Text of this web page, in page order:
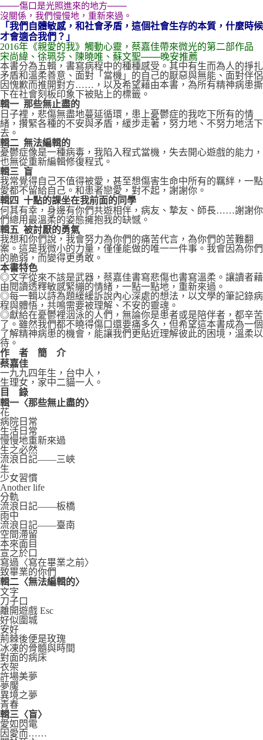
───傷口是光照進來的地方───
沒關係，我們慢慢地，重新來過。
「我們自體敏感，和社會矛盾，這個社會生存的本質，什麼時候
才會適合我們？」
2016年《親愛的我》觸動心靈，蔡嘉佳帶來微光的第二部作品
宋尚緯、徐珮芬、陳曉唯、蘇文聖───晚安推薦
本書分為五輯，書寫病程中的種種感受。其中有生而為人的掙扎
矛盾和溫柔善意、面對「當機」的自己的厭惡與無能、面對伴侶
因愧歉而推開對方……，以及希望藉由本書，為所有精神病患撕
下在社會刻板印象下被貼上的標籤。
輯一 那些無止盡的
日子裡，悲傷無盡地蔓延循環，患上憂鬱症的我吃下所有的情
緒，攢緊各種的不安與矛盾，緩步走著，努力地、不努力地活下
去。
輯二 無法編輯的
憂鬱症像是一種病毒，我陷入程式當機，失去開心遊戲的能力，
也無從重新編輯修復程式。
輯三 盲
我常覺得自己不值得被愛，甚至想傷害生命中所有的羈絆，一點
愛都不留給自己。和患者戀愛，對不起，謝謝你。
輯四 十點的課坐在我前面的同學
何其有幸，身邊有你們共遊相伴，病友、摯友、師長……謝謝你
們總用最溫柔的姿態擁抱我的缺憾。
輯五 被討厭的勇氣
我想和你們說，我會努力為你們的痛苦代言，為你們的苦難翻
案。這是我微小的力量，僅僅能做的唯一一件事。我會因為你們
的脆弱，而變得更勇敢。
本書特色
◎文字從來不該是武器，蔡嘉佳書寫悲傷也書寫溫柔。讓讀者藉
由閱讀透釋敏感緊繃的情緒，一點一點地，重新來過。
◎每一輯以詩為題緩緩訴說內心深處的想法，以文學的筆記錄病
程與體悟，共鳴需要被理解、不安的靈魂。
◎獻給在憂鬱裡洇泳的人們，無論你是患者或是陪伴者，都辛苦
了。雖然我們都不曉得傷口還要痛多久，但希望這本書成為一個
了解精神病患的機會，能讓我們更貼近理解彼此的困境，溫柔以
待。
作 者 簡 介
蔡嘉佳
一九九四年生，台中人，
生理女，家中二貓一人。
目
錄
輯一〈那些無止盡的〉
花
病院日常
生活日常
慢慢地重新來過
生之必然
流浪日記——三峽
生
少女習慣
Another life
分軌
流浪日記——板橋
雨中
流浪日記——臺南
空間滯留
本來面目
宣之於口
寫過〈寫在畢業之前〉
致畢業的你們
輯二〈無法編輯的〉
文字
刀子口
離開遊戲 Esc
好似圍城
安好
荊棘後便是玫瑰
冰凍的骨髓與時間
對面的病床
衣架
許場美夢
夢魘
異境之夢
青春
輯三〈盲〉
愛如閃電
因愛而……